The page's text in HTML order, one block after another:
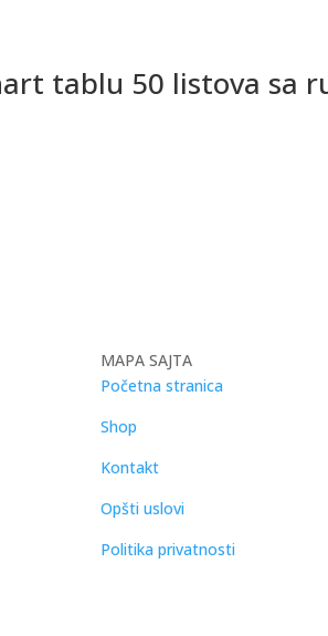
tablu 50 listova sa
MAPA SAJTA
Početna stranica
Shop
Kontakt
Opšti uslovi
Politika privatnosti